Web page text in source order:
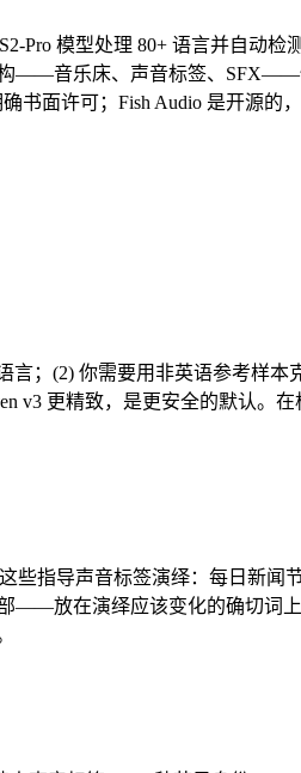
Pro 模型处理 80+ 语言并自动检
构——音乐床、声音标签、SFX——
面许可；Fish Audio 是开源的
言；(2) 你需要用非英语参考样本
v3 更精致，是更安全的默认。
这些指导声音标签演绎：每日新闻
——放在演绎应该变化的确切词